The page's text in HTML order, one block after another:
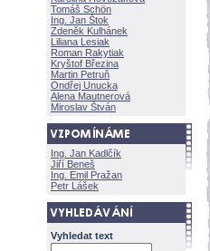
Tomáš Schön
Ing. Jan Štok
Zdeněk Kulhánek
Liliana Lesiak
Roman Rakytiak
Kryštof Březina
Martin Petruň
Ondřej Unucka
Alena Mautnerov
Miroslav Štván
Ing. Jan Kadlčík
Jiří Bene
Ing. Emil Pražan
Petr Lášek
Vyhledat text